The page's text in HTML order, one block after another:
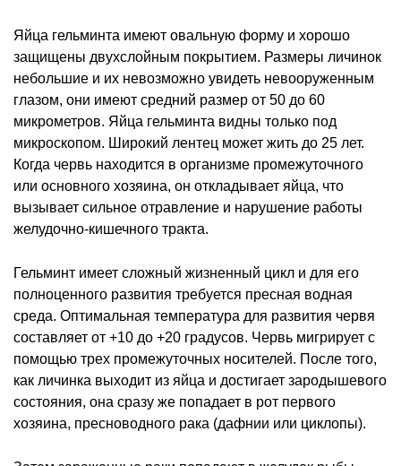
Яйца гельминта имеют овальную форму и хорошо
защищены двухслойным покрытием. Размеры личинок
небольшие и их невозможно увидеть невооруженным
глазом, они имеют средний размер от 50 до 60
микрометров. Яйца гельминта видны только под
микроскопом. Широкий лентец может жить до 25 лет.
Когда червь находится в организме промежуточного
или основного хозяина, он откладывает яйца, что
вызывает сильное отравление и нарушение работы
желудочно-кишечного тракта.
Гельминт имеет сложный жизненный цикл и для его
полноценного развития требуется пресная водная
среда. Оптимальная температура для развития червя
составляет от +10 до +20 градусов. Червь мигрирует с
помощью трех промежуточных носителей. После того,
как личинка выходит из яйца и достигает зародышевого
состояния, она сразу же попадает в рот первого
хозяина, пресноводного рака (дафнии или циклопы).